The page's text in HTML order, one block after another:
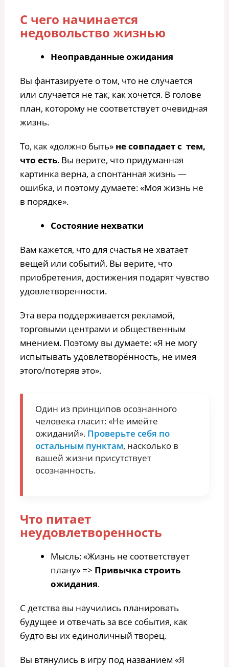
С чего начинается
недовольство жизнью
Неоправданные ожидания
Вы фантазируете о том, что не случается
или случается не так, как хочется. В голове
план, которому не соответствует очевидная
жизнь.
То, как «должно быть» не совпадает с тем,
что есть. Вы верите, что придуманная
картинка верна, а спонтанная жизнь —
ошибка, и поэтому думаете: «Моя жизнь не
в порядке».
Состояние нехватки
Вам кажется, что для счастья не хватает
вещей или событий. Вы верите, что
приобретения, достижения подарят чувство
удовлетворенности.
Эта вера поддерживается рекламой,
торговыми центрами и общественным
мнением. Поэтому вы думаете: «Я не могу
испытывать удовлетворённость, не имея
этого/потеряв это».
Один из принципов осознанного
человека гласит: «Не имейте
ожиданий». Проверьте себя по
остальным пунктам, насколько в
вашей жизни присутствует
осознанность.
Что питает
неудовлетворенность
Мысль: «Жизнь не соответствует
плану» => Привычка строить
ожидания.
С детства вы научились планировать
будущее и отвечать за все события, как
будто вы их единоличный творец.
Вы втянулись в игру под названием «Я